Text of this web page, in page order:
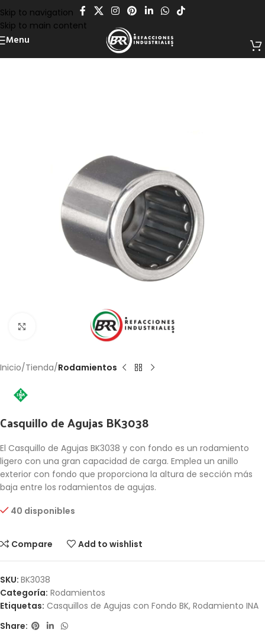
Skip to navigation
Skip to main content
Menu
Click to enlarge
Inicio Tienda Rodamientos
Casquillo de Agujas BK3038
El Casquillo de Agujas BK3038 y con fondo es un rodamiento
ligero con una gran capacidad de carga. Emplea un anillo
exterior con fondo que proporciona la altura de sección más
baja entre los rodamientos de agujas.
40 disponibles
Compare Add to wishlist
SKU: BK3038
Categoría: Rodamientos
Etiquetas: Casquillos de Agujas con Fondo BK, Rodamiento INA
Share: